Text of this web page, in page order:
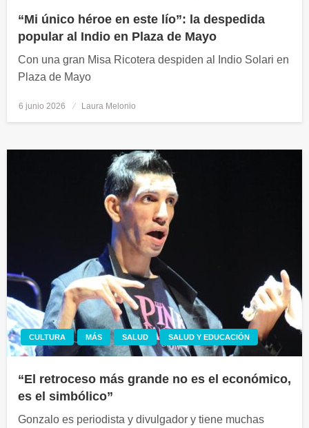
“Mi único héroe en este lío”: la despedida
popular al Indio en Plaza de Mayo
Con una gran Misa Ricotera despiden al Indio Solari en
Plaza de Mayo
Publicado
6 junio 2026 Laura Melonio
CULTURA MÁS SALUD SALUD Y EDUCACIÓN
“El retroceso más grande no es el económico,
es el simbólico”
Gonzalo es periodista y divulgador y tiene muchas